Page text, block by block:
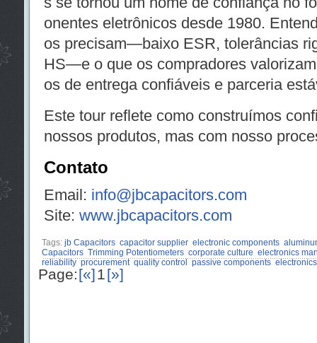
onentes eletrônicos desde 1980.
os precisam—baixo ESR, tolerâncias
HS—e o que os compradores
os de entrega confiáveis e parceria
Este tour reflete como construímos
nossos produtos, mas com nosso
Contato
Email: info@jbcapacitors.com
Site: www.jbcapacitors.com
Tags: jb Capacitors capacitor supplier electronic components
Capacitors Trimming Potentiometers corporate culture electronics
reliability procurement quality control passive components
Page:[«]1[»]